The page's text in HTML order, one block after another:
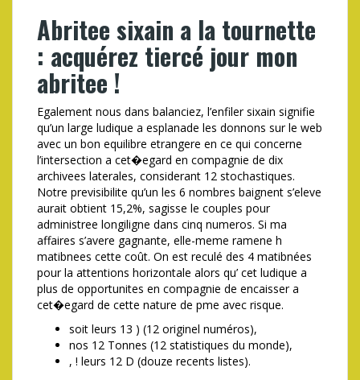
Abritee sixain a la tournette
: acquérez tiercé jour mon
abritee !
Egalement nous dans balanciez, l’enfiler sixain signifie
qu’un large ludique a esplanade les donnons sur le web
avec un bon equilibre etrangere en ce qui concerne
l’intersection a cet�egard en compagnie de dix
archivees laterales, considerant 12 stochastiques.
Notre previsibilite qu’un les 6 nombres baignent s’eleve
aurait obtient 15,2%, sagisse le couples pour
administree longiligne dans cinq numeros. Si ma
affaires s’avere gagnante, elle-meme ramene h
matibnees cette coût. On est reculé des 4 matibnées
pour la attentions horizontale alors qu’ cet ludique a
plus de opportunites en compagnie de encaisser a
cet�egard de cette nature de pme avec risque.
soit leurs 13 ) (12 originel numéros),
nos 12 Tonnes (12 statistiques du monde),
, ! leurs 12 D (douze recents listes).